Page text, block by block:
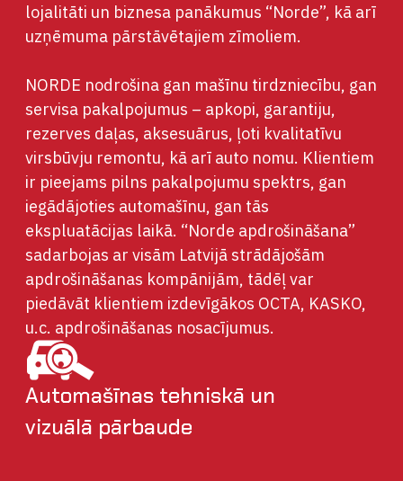
lojalitāti un biznesa panākumus “Norde”, kā arī
uzņēmuma pārstāvētajiem zīmoliem.
NORDE nodrošina gan mašīnu tirdzniecību, gan
servisa pakalpojumus – apkopi, garantiju,
rezerves daļas, aksesuārus, ļoti kvalitatīvu
virsbūvju remontu, kā arī auto nomu. Klientiem
ir pieejams pilns pakalpojumu spektrs, gan
iegādājoties automašīnu, gan tās
ekspluatācijas laikā. “Norde apdrošināšana”
sadarbojas ar visām Latvijā strādājošām
apdrošināšanas kompānijām, tādēļ var
piedāvāt klientiem izdevīgākos OCTA, KASKO,
u.c. apdrošināšanas nosacījumus.
Automašīnas tehniskā un
vizuālā pārbaude